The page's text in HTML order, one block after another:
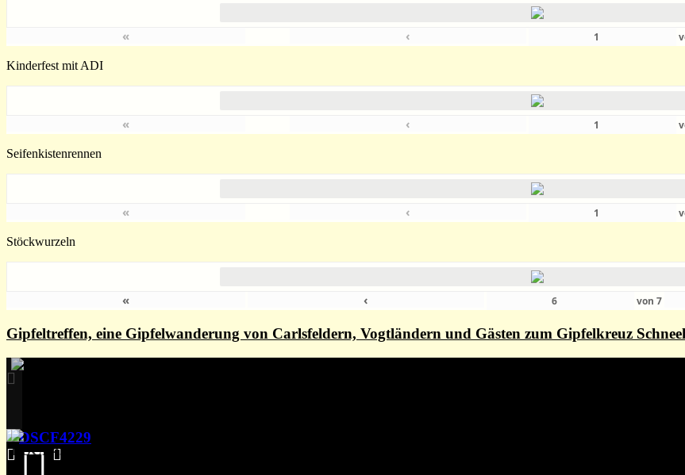
« ‹
Kinderfest mit ADI
« ‹
Seifenkistenrennen
« ‹
Stöckwurzeln
« ‹ von7
Gipfeltreffen, eine Gipfelwanderung von Carlsfeldern, Vogtländern und Gästen zum Gipfelkreuz